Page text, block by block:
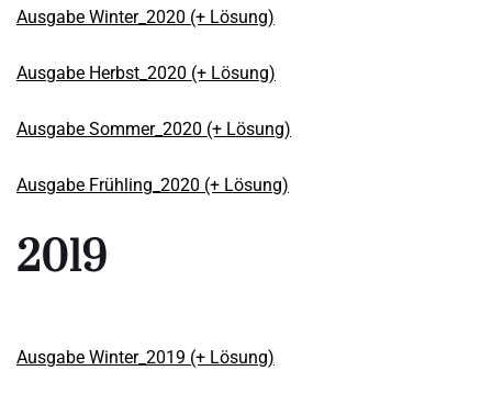
Ausgabe Winter_2020 (+ Lösung)
Ausgabe Herbst_2020 (+ Lösung)
Ausgabe Sommer_2020 (+ Lösung)
Ausgabe Frühling_2020 (+ Lösung)
2019
Ausgabe Winter_2019 (+ Lösung)